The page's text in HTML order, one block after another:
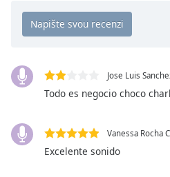
Chapters
Descriptions
off
selected
Jose Luis
Todo es negocio choco
Vanessa Rocha
Excelente sonido